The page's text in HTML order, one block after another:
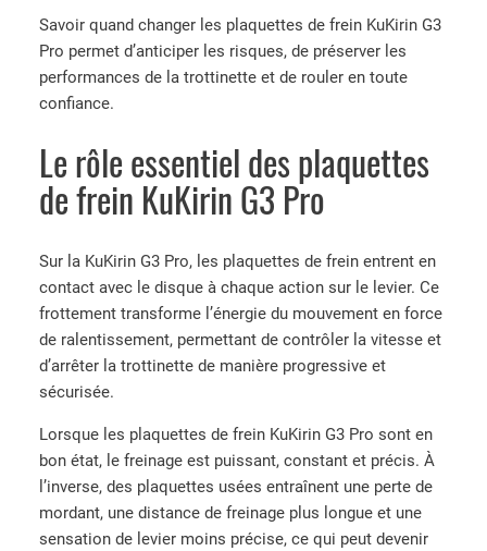
Savoir quand changer les plaquettes de frein KuKirin G3
Pro permet d’anticiper les risques, de préserver les
performances de la trottinette et de rouler en toute
confiance.
Le rôle essentiel des plaquettes
de frein KuKirin G3 Pro
Sur la KuKirin G3 Pro, les plaquettes de frein entrent en
contact avec le disque à chaque action sur le levier. Ce
frottement transforme l’énergie du mouvement en force
de ralentissement, permettant de contrôler la vitesse et
d’arrêter la trottinette de manière progressive et
sécurisée.
Lorsque les plaquettes de frein KuKirin G3 Pro sont en
bon état, le freinage est puissant, constant et précis. À
l’inverse, des plaquettes usées entraînent une perte de
mordant, une distance de freinage plus longue et une
sensation de levier moins précise, ce qui peut devenir